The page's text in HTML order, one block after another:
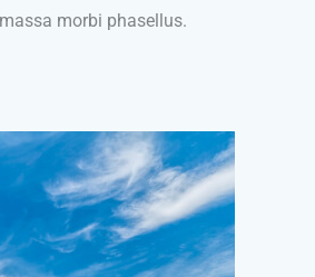
morbi phasellus.